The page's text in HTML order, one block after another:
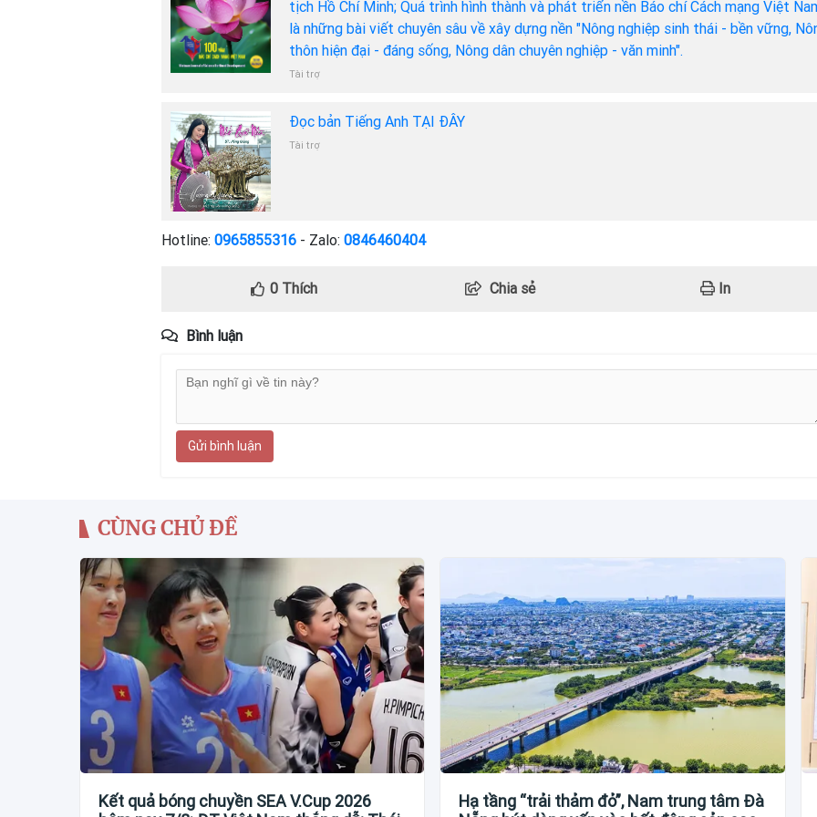
tịch Hồ Chí Minh; Quá trình hình thành và phát triển nền Báo chí Cách mạng Việt
là những bài viết chuyên sâu về xây dựng nền "Nông nghiệp sinh thái - bền vững,
thôn hiện đại - đáng sống, Nông dân chuyên nghiệp - văn minh".
Tài trợ
Đọc bản Tiếng Anh TẠI ĐÂY
Tài trợ
Hotline: 0965855316 - Zalo: 0846460404
0Thích Chia sẻ In
Bình luận
Gửi bình luận
CÙNG CHỦ ĐỀ
Kết quả bóng chuyền SEA V.Cup 2026
Hạ tầng “trải thảm đỏ”, Nam trung tâm Đà